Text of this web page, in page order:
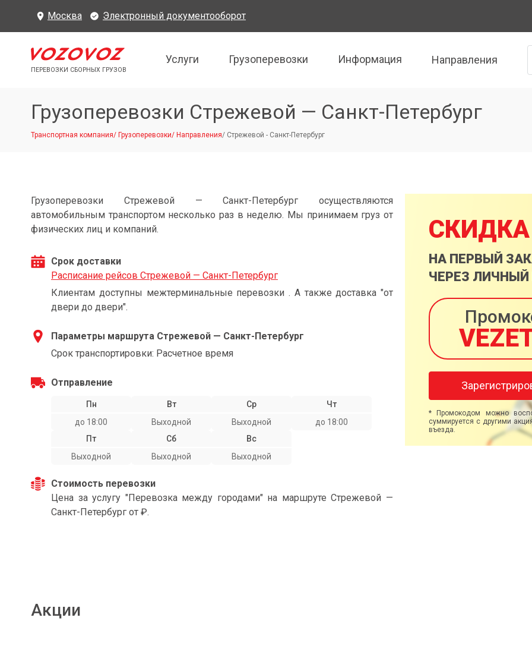
Москва Электронный документооборот
ПЕРЕВОЗКИ СБОРНЫХ ГРУЗОВ
Услуги Грузоперевозки Информация Направления
Грузоперевозки Стрежевой — Санкт-Петербург
Транспортная компания/ Грузоперевозки/ Направления/ Стрежевой - Санкт-Петербург
Грузоперевозки Стрежевой — Санкт-Петербург осуществляются
автомобильным транспортом несколько раз в неделю. Мы принимаем груз от
физических лиц и компаний.
Срок доставки
Расписание рейсов Стрежевой — Санкт-Петербург
Клиентам доступны межтерминальные перевозки . А также доставка "от
двери до двери".
Параметры маршрута Стрежевой — Санкт-Петербург
Срок транспортировки: Расчетное время
Отправление
Пн
до 18:00
Вт
Выходной
Ср
Выходной
Чт
до 18:00
Пт
Выходной
Сб
Выходной
Вс
Выходной
Стоимость перевозки
Цена за услугу "Перевозка между городами" на маршруте Стрежевой —
Санкт-Петербург от ₽.
СКИДКА
НА ПЕРВЫЙ
ЧЕРЕЗ ЛИЧНЫЙ
* Промокодом можно
суммируется с другими
въезда.
Акции